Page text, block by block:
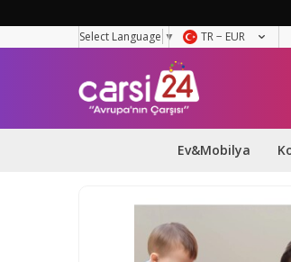
Select Language ▼ TR − EUR
Ev&Mobilya